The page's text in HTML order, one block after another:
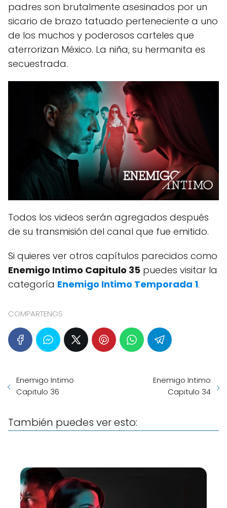
padres son brutalmente asesinados por un
sicario de brazo tatuado perteneciente a uno
de los muchos y poderosos carteles que
aterrorizan México. La niña, su hermanita es
secuestrada.
Todos los videos serán agregados después
de su transmisión del canal que fue emitido.
Si quieres ver otros capítulos parecidos como
Enemigo Intimo Capitulo 35 puedes visitar la
categoría Enemigo Intimo Temporada 1.
COMPARTENOS
Enemigo Intimo
Capitulo 36
Enemigo Intimo
Capitulo 34
También puedes ver esto: